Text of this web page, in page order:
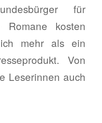
für
Romane kosten
mehr als ein
Von
Leserinnen auch